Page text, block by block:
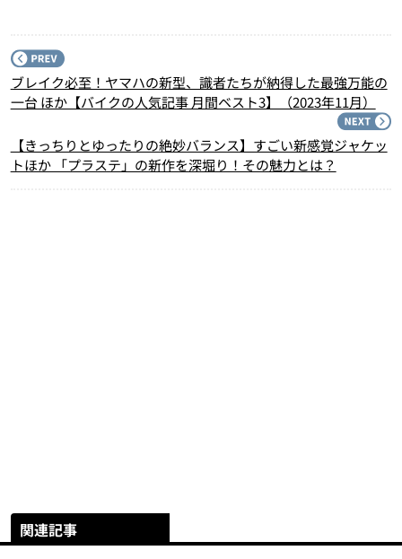
ブレイク必至！ヤマハの新型、識者たちが納得した最強万能の
一台 ほか【バイクの人気記事 月間ベスト3】（2023年11月）
【きっちりとゆったりの絶妙バランス】すごい新感覚ジャケッ
トほか 「プラステ」の新作を深堀り！その魅力とは？
関連記事